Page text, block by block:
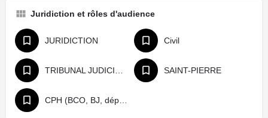
Juridiction et rôles d'audience
JURIDICTION Civil
SAINT-PIERRE